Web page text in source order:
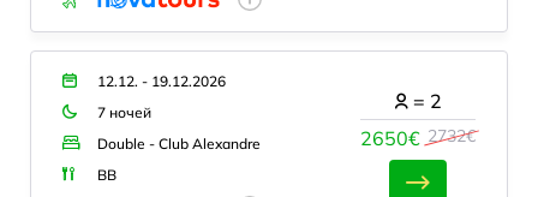
12.12. - 19.12.2026
7 ночей
Double - Club Alexandre
BB
2650€ 2732€
= 2